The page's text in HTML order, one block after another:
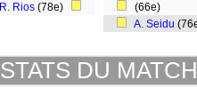
R. Rios (78e)
(66e)
A. Seidu
STATS DU MATCH